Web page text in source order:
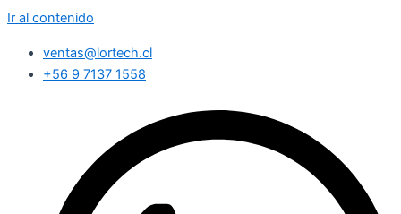
Ir al contenido
ventas@lortech.cl
+56 9 7137 1558